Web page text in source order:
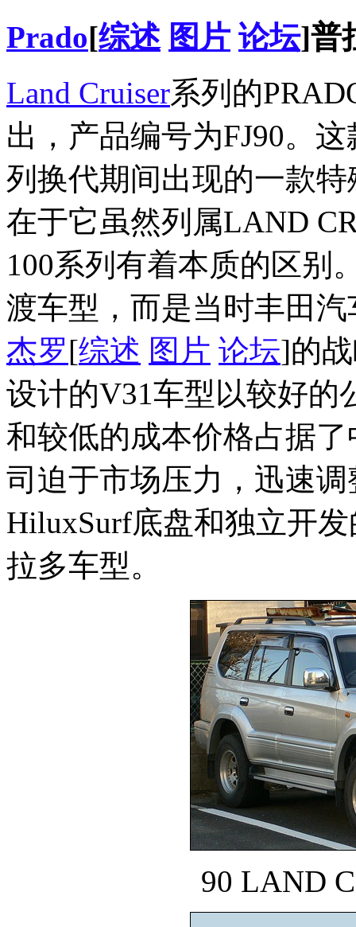
Prado[综述 图片 论坛]普
Land Cruiser系列的
出，产品编号为FJ90。
列换代期间出现的一款
在于它虽然列属LAND
100系列有着本质的区别
渡车型，而是当时丰田
杰罗[综述 图片 论坛]的
设计的V31车型以较好的
和较低的成本价格占据
司迫于市场压力，迅速
HiluxSurf底盘和独立开
拉多车型。
90 LAND